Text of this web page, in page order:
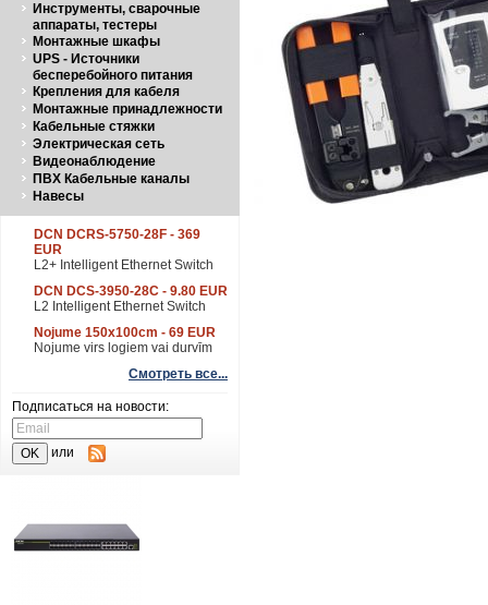
Инструменты, сварочные
аппараты, тестеры
Монтажные шкафы
UPS - Источники
бесперебойного питания
Крепления для кабеля
Монтажные принадлежности
Кабельные стяжки
Электрическая сеть
Видеонаблюдение
ПВХ Кабельные каналы
Навесы
DCN DCRS-5750-28F - 369
EUR
L2+ Intelligent Ethernet Switch
DCN DCS-3950-28C - 9.80 EUR
L2 Intelligent Ethernet Switch
Nojume 150x100cm - 69 EUR
Nojume virs logiem vai durvīm
Смотреть все...
Подписаться на новости:
или